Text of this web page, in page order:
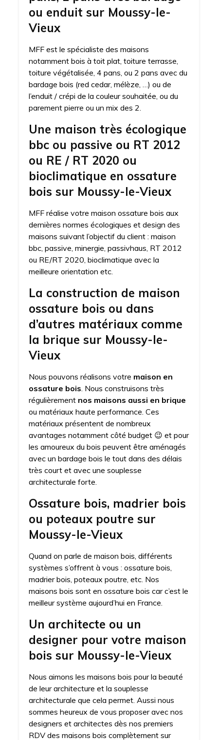
ou enduit sur Moussy-le-
Vieux
MFF est le spécialiste des maisons
notamment bois à toit plat, toiture terrasse,
toiture végétalisée, 4 pans, ou 2 pans avec du
bardage bois (red cedar, mélèze, …) ou de
l’enduit / crépi de la couleur souhaitée, ou du
parement pierre ou un mix des 2.
Une maison très écologique
bbc ou passive ou RT 2012
ou RE / RT 2020 ou
bioclimatique en ossature
bois sur Moussy-le-Vieux
MFF réalise votre maison ossature bois aux
dernières normes écologiques et design des
maisons suivant l’objectif du client : maison
bbc, passive, minergie, passivhaus, RT 2012
ou RE/RT 2020, bioclimatique avec la
meilleure orientation etc.
La construction de maison
ossature bois ou dans
d’autres matériaux comme
la brique sur Moussy-le-
Vieux
Nous pouvons réalisons votre maison en
ossature bois. Nous construisons très
régulièrement nos maisons aussi en brique
ou matériaux haute performance. Ces
matériaux présentent de nombreux
avantages notamment côté budget 😉 et pour
les amoureux du bois peuvent être aménagés
avec un bardage bois le tout dans des délais
très court et avec une souplesse
architecturale forte.
Ossature bois, madrier bois
ou poteaux poutre sur
Moussy-le-Vieux
Quand on parle de maison bois, différents
systèmes s’offrent à vous : ossature bois,
madrier bois, poteaux poutre, etc. Nos
maisons bois sont en ossature bois car c’est le
meilleur système aujourd’hui en France.
Un architecte ou un
designer pour votre maison
bois sur Moussy-le-Vieux
Nous aimons les maisons bois pour la beauté
de leur architecture et la souplesse
architecturale que cela permet. Aussi nous
sommes heureux de vous proposer avec nos
designers et architectes dès nos premiers
RDV des maisons bois complètement sur